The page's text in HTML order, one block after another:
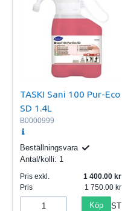
TASKI Sani 100 Pur-Eco
SD 1.4L
B0000999
Beställningsvara
Antal/kolli: 1
Pris exkl.
1 400.00
Pris
1 750.00
Köp ST